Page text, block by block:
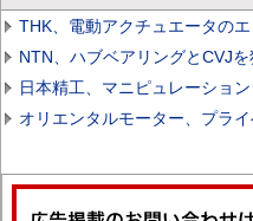
THK、電動アクチュエータの
NTN、ハブベアリングとCVJ
日本精工、マニピュレーショ
オリエンタルモーター、プラ